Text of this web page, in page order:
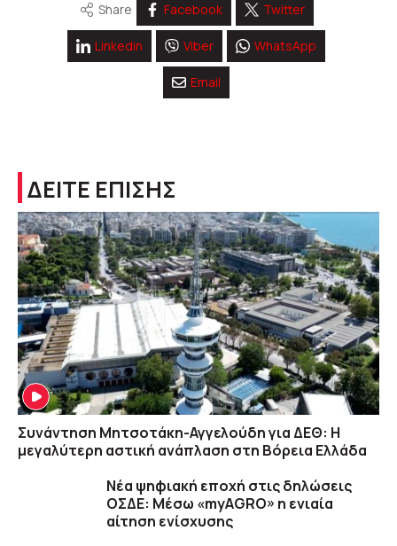
Share Facebook Twitter
Linkedin Viber WhatsApp
Email
ΔΕΙΤΕ ΕΠΙΣΗΣ
Συνάντηση Μητσοτάκη-Αγγελούδη για ΔΕΘ: Η
μεγαλύτερη αστική ανάπλαση στη Βόρεια Ελλάδα
Νέα ψηφιακή εποχή στις δηλώσεις
ΟΣΔΕ: Μέσω «myAGRO» η ενιαία
αίτηση ενίσχυσης